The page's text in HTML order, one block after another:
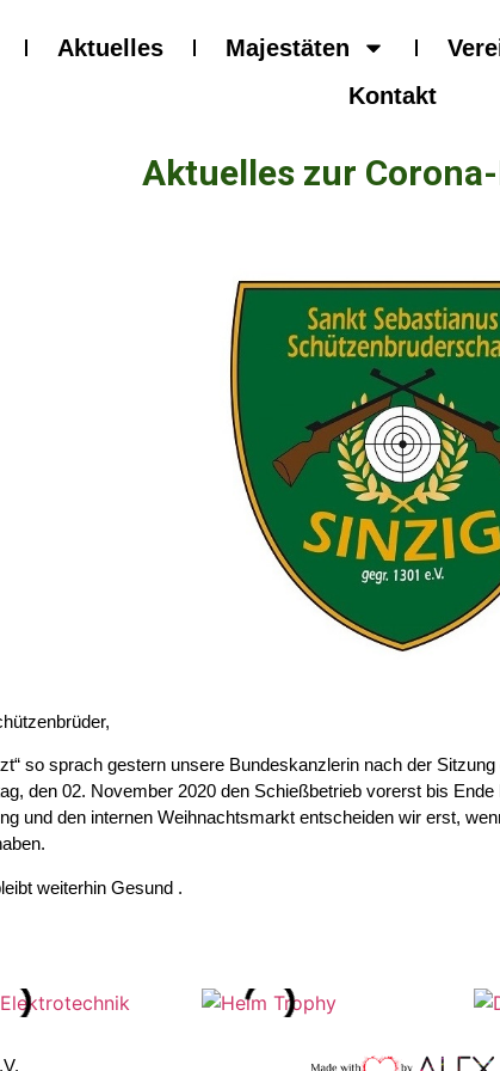
Aktuelles Majestäten
Kontakt
Aktuelles zur
so sprach gestern unsere Bundeskanzlerin nach der
den 02. November 2020 den Schießbetrieb vorerst bis Ende
und den internen Weihnachtsmarkt entscheiden wir erst,
weiterhin Gesund .